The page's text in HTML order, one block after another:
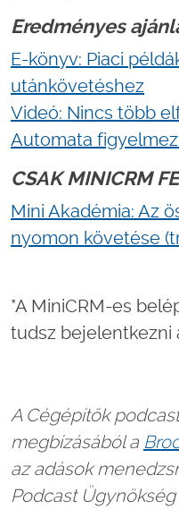
Eredményes
E-könyv: Piaci
utánkövetéshez
Videó: Nincs több
Automata
CSAK MINICRM
Mini Akadémia: Az
nyomon követése
*A MiniCRM-es
tudsz bejelentkezni
A Cégépítők
megbízásából a
az adások
Podcast